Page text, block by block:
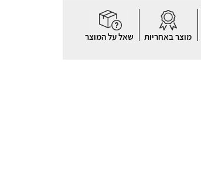
מוצר באחריות שאל על המוצר